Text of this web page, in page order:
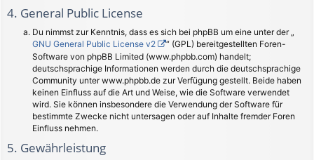
4. General Public License
Du nimmst zur Kenntnis, dass es sich bei phpBB um eine unter der „
GNU General Public License v2
“ (GPL) bereitgestellten Foren-
Software von phpBB Limited (www.phpbb.com) handelt;
deutschsprachige Informationen werden durch die deutschsprachige
Community unter www.phpbb.de zur Verfügung gestellt. Beide haben
keinen Einfluss auf die Art und Weise, wie die Software verwendet
wird. Sie können insbesondere die Verwendung der Software für
bestimmte Zwecke nicht untersagen oder auf Inhalte fremder Foren
Einfluss nehmen.
5. Gewährleistung